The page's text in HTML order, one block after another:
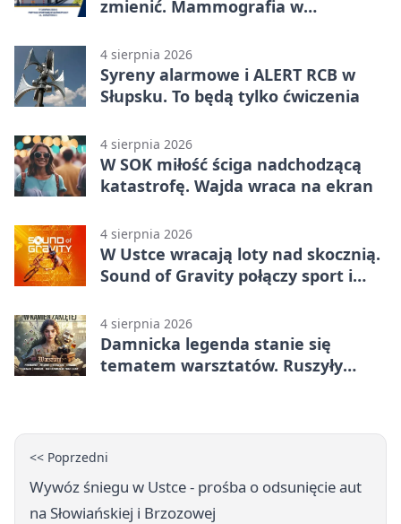
zmienić. Mammografia w
4 sierpnia 2026
Syreny alarmowe i ALERT RCB w
Słupsku. To będą tylko ćwiczenia
4 sierpnia 2026
W SOK miłość ściga nadchodzącą
katastrofę. Wajda wraca na ekran
4 sierpnia 2026
W Ustce wracają loty nad skocznią.
Sound of Gravity połączy sport i
4 sierpnia 2026
Damnicka legenda stanie się
tematem warsztatów. Ruszyły
<< Poprzedni
Wywóz śniegu w Ustce - prośba o odsunięcie aut
na Słowiańskiej i Brzozowej